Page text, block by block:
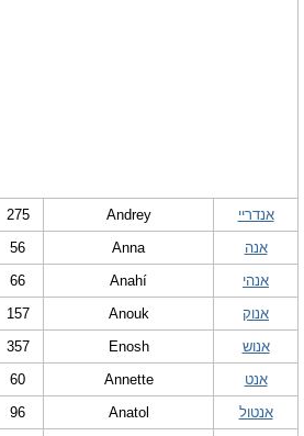
אנדריי Andrey
275
אנה
Anna
56
אנהי
Anahí
66
אנוק
Anouk
157
אנוש
Enosh
357
אנט
Annette
60
אנטול
Anatol
96